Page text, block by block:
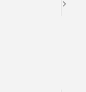
von neuer
erneuerbarer
von